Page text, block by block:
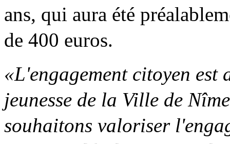
ans, qui aura été
de 400 euros.
«L'engagement citoyen
jeunesse de la Ville de
souhaitons valoriser